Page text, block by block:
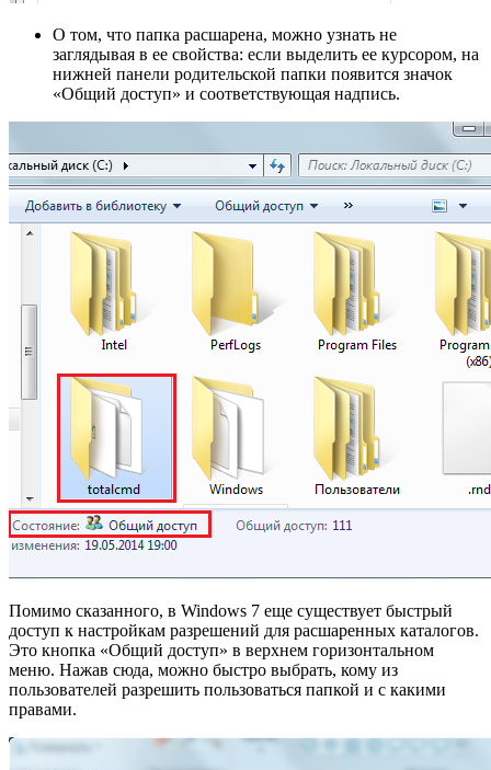
О том, что папка расшарена, можно узнать не
заглядывая в ее свойства: если выделить ее курсором, на
нижней панели родительской папки появится значок
«Общий доступ» и соответствующая надпись.
Помимо сказанного, в Windows 7 еще существует быстрый
доступ к настройкам разрешений для расшаренных каталогов.
Это кнопка «Общий доступ» в верхнем горизонтальном
меню. Нажав сюда, можно быстро выбрать, кому из
пользователей разрешить пользоваться папкой и с какими
правами.